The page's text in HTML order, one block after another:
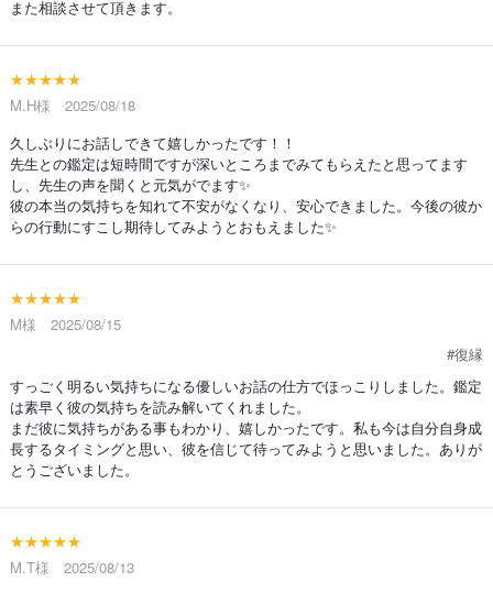
また相談させて頂きます。
★★★★★
M.H様 2025/08/18
久しぶりにお話しできて嬉しかったです！！
先生との鑑定は短時間ですが深いところまでみてもらえたと思ってます
し、先生の声を聞くと元気がでます✨
彼の本当の気持ちを知れて不安がなくなり、安心できました。今後の彼か
らの行動にすこし期待してみようとおもえました✨
★★★★★
M様 2025/08/15
#復縁
すっごく明るい気持ちになる優しいお話の仕方でほっこりしました。鑑定
は素早く彼の気持ちを読み解いてくれました。
まだ彼に気持ちがある事もわかり、嬉しかったです。私も今は自分自身成
長するタイミングと思い、彼を信じて待ってみようと思いました。ありが
とうございました。
★★★★★
M.T様 2025/08/13